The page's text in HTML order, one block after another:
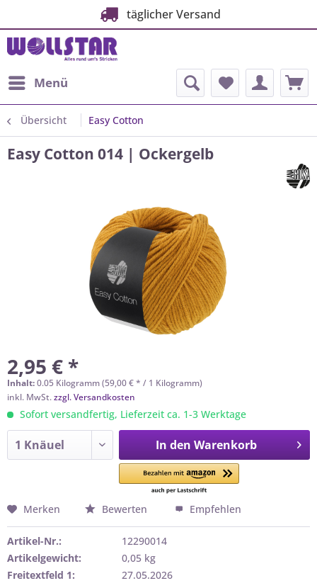
täglicher Versand
Menü
Übersicht Easy Cotton
Easy Cotton 014 | Ockergelb
2,95 € *
Inhalt:0.05 Kilogramm (59,00 € * / 1 Kilogramm)
inkl. MwSt.zzgl. Versandkosten
Sofort versandfertig, Lieferzeit ca. 1-3 Werktage
In den Warenkorb
Merken Bewerten Empfehlen
Artikel-Nr.:
12290014
Artikelgewicht:
0,05 kg
Freitextfeld 1:
27.05.2026